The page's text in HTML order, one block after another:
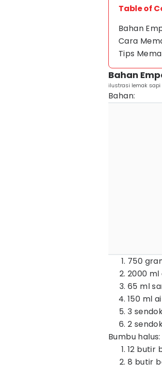
Table of
Bahan
Cara
Tips
Bahan
ilustrasi lemak sapi
Bahan:
750
2000 ml
65 ml
150 ml
3
2
Bumbu halus:
12 butir
8 butir